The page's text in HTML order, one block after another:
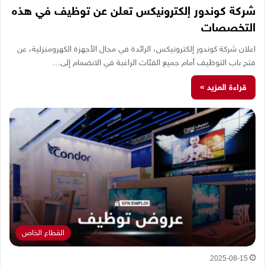
شركة كوندور إلكترونيكس تعلن عن توظيف في هذه
التخصصات
اعلان شركة كوندور إلكترونيكس، الرائدة في مجال الأجهزة الكهرومنزلية، عن
فتح باب التوظيف أمام جميع الفئات الراغبة في الانضمام إلى…
قراءة المزيد »
القطاع الخاص
2025-08-15